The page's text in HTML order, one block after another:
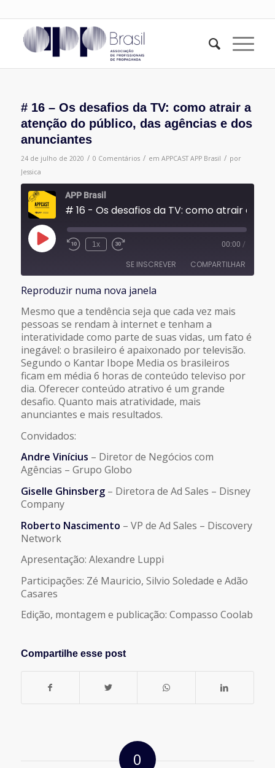
# 16 – Os desafios da TV: como atrair a
atenção do público, das agências e dos
anunciantes
24 de julho de 2020 / 0 Comentários / em APPCAST APP Brasil / por
Jessica
APP Brasil
Reproduzir
episódio
1x 00:00 /
SE INSCREVER COMPARTILHAR
FEED RSS
LINK
INCORPORAR
Reproduzir numa nova janela
Mesmo que a tendência seja que cada vez mais
pessoas se rendam à internet e tenham a
interatividade como parte de suas vidas, um fato é
inegável: o brasileiro é apaixonado por televisão.
Segundo o Kantar Ibope Media os brasileiros
ficam em média 6 horas de conteúdo televiso por
dia. Oferecer conteúdo atrativo é um grande
desafio. Quanto mais atratividade, mais
anunciantes e mais resultados.
Convidados:
Andre Vinícius – Diretor de Negócios com
Agências – Grupo Globo
Giselle Ghinsberg– Diretora de Ad Sales – Disney
Company
Roberto Nascimento – VP de Ad Sales – Discovery
Network
Apresentação: Alexandre Luppi
Participações: Zé Mauricio, Silvio Soledade e Adão
Casares
Edição, montagem e publicação: Compasso Coolab
Compartilhe esse post
0